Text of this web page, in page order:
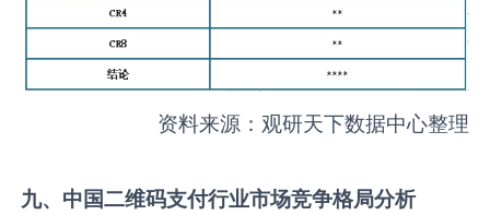
资料来源：观研天下数据中心整理
九、中国二维码支付行业市场竞争格局分析